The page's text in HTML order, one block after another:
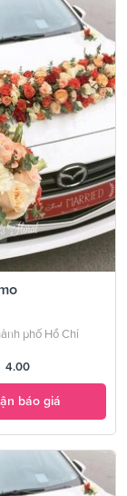
phố Hồ Chí
4.00
báo giá